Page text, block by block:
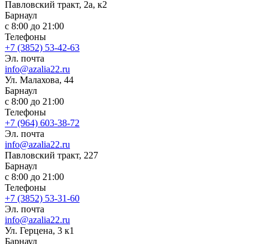
Павловский тракт, 2а, к2
Барнаул
с 8:00 до 21:00
Телефоны
+7 (3852) 53-42-63
Эл. почта
info@azalia22.ru
Ул. Малахова, 44
Барнаул
с 8:00 до 21:00
Телефоны
+7 (964) 603-38-72
Эл. почта
info@azalia22.ru
Павловский тракт, 227
Барнаул
с 8:00 до 21:00
Телефоны
+7 (3852) 53-31-60
Эл. почта
info@azalia22.ru
Ул. ​Герцена, 3 к1
Барнаул